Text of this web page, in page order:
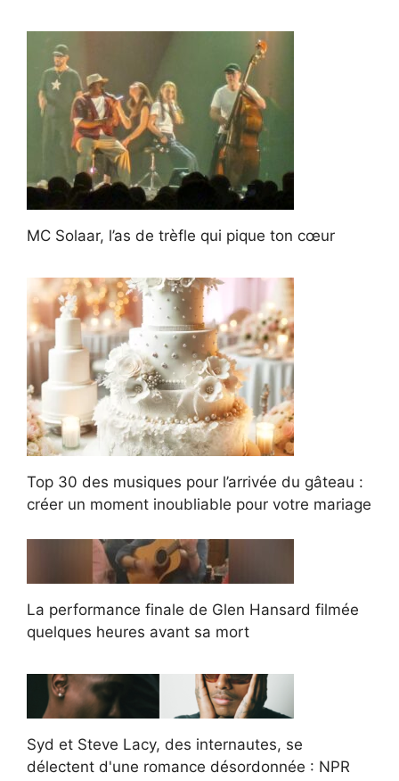
MC Solaar, l’as de trèfle qui pique ton cœur
Top 30 des musiques pour l’arrivée du gâteau :
créer un moment inoubliable pour votre mariage
La performance finale de Glen Hansard filmée
quelques heures avant sa mort
Syd et Steve Lacy, des internautes, se
délectent d'une romance désordonnée : NPR